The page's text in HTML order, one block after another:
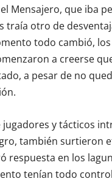
Mensajero, que iba
traía otro de
todo cambió,
a creerse
a pesar de no
jugadores y tácticos
también surtieron
respuesta en los
tenían todo